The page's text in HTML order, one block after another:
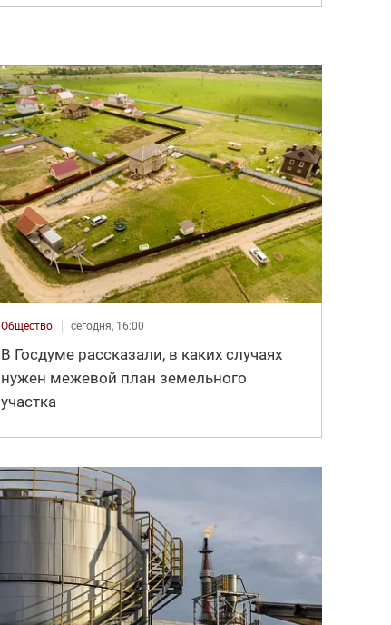
Общество сегодня, 16:00
В Госдуме рассказали, в каких случаях
нужен межевой план земельного
участка